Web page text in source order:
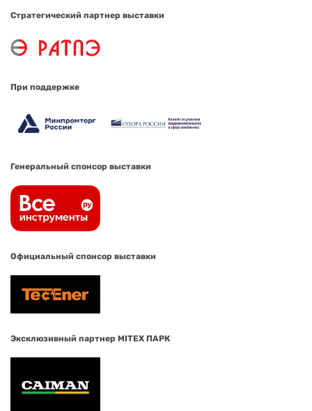
Стратегический партнер выставки
При поддержке
Генеральный спонсор выставки
Официальный спонсор выставки
Эксклюзивный партнер MITEX ПАРК